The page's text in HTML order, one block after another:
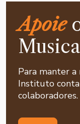
Apoie
Para manter a
Instituto conta